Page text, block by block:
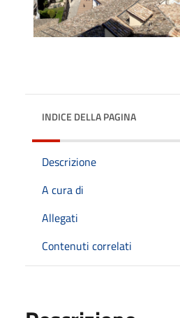
INDICE DELLA PAGINA
Descrizione
A cura di
Allegati
Contenuti correlati